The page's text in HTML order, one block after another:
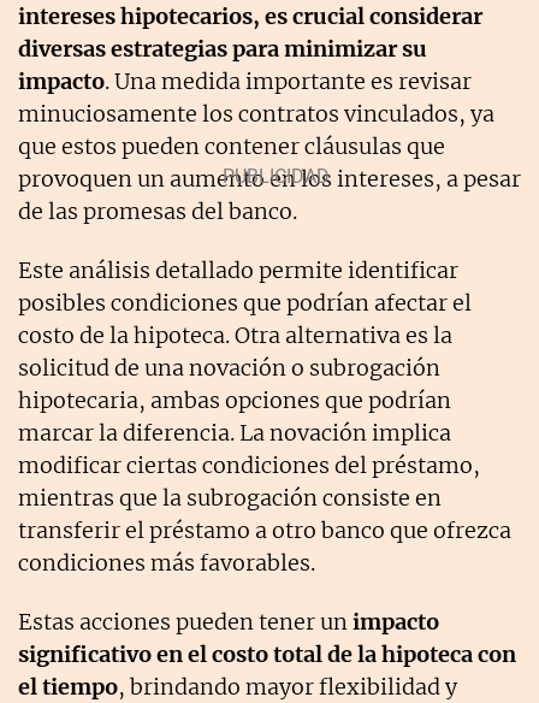
intereses hipotecarios, es crucial considerar
diversas estrategias para minimizar su
impacto. Una medida importante es revisar
minuciosamente los contratos vinculados, ya
que estos pueden contener cláusulas que
provoquen un aumento en los intereses, a pesar
de las promesas del banco.
Este análisis detallado permite identificar
posibles condiciones que podrían afectar el
costo de la hipoteca. Otra alternativa es la
solicitud de una novación o subrogación
hipotecaria, ambas opciones que podrían
marcar la diferencia. La novación implica
modificar ciertas condiciones del préstamo,
mientras que la subrogación consiste en
transferir el préstamo a otro banco que ofrezca
condiciones más favorables.
Estas acciones pueden tener unimpacto
significativo en el costo total de la hipoteca con
el tiempo, brindando mayor flexibilidad y